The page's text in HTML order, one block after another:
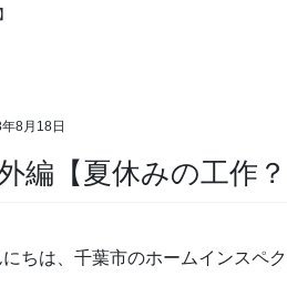
8月18日
編【夏休みの工作？
にちは、千葉市のホームインスペ